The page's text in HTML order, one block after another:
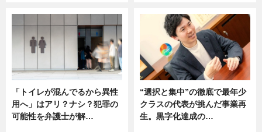
「トイレが混んでるから異性
用へ」はアリ？ナシ？犯罪の
可能性を弁護士が解…
“選択と集中”の徹底で最年少
クラスの代表が挑んだ事業再
生。黒字化達成の…